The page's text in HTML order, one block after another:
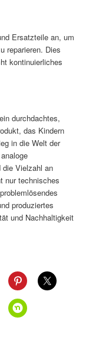
Ersatzteile an, um
reparieren. Dies
kontinuierliches
durchdachtes,
das Kindern
in die Welt der
die Vielzahl an
nur technisches
produziertes
und Nachhaltigkeit